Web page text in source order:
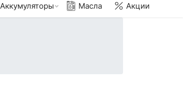
Аккумуляторы Масла Акции